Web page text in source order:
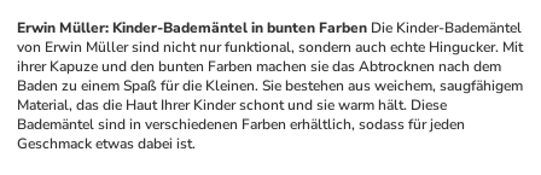
Erwin Müller: Kinder-Bademäntel in bunten Farben Die Kinder-Bademäntel
von Erwin Müller sind nicht nur funktional, sondern auch echte Hingucker. Mit
ihrer Kapuze und den bunten Farben machen sie das Abtrocknen nach dem
Baden zu einem Spaß für die Kleinen. Sie bestehen aus weichem, saugfähigem
Material, das die Haut Ihrer Kinder schont und sie warm hält. Diese
Bademäntel sind in verschiedenen Farben erhältlich, sodass für jeden
Geschmack etwas dabei ist.